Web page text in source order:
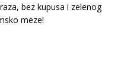
bez kupusa i zelenog
meze!